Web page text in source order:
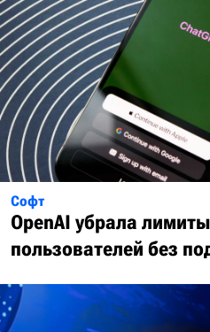
Софт
OpenAI убрала
пользователей без